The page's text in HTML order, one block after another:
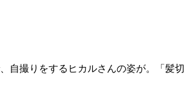
自撮りをするヒカルさんの姿が。「